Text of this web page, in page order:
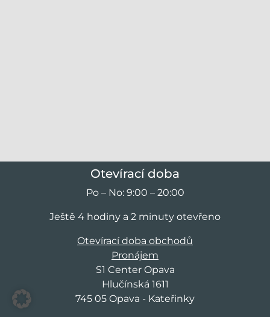
Otevírací doba
Po – No: 9:00 – 20:00
Ještě 4 hodiny a 2 minuty otevřeno
Otevírací doba obchodů
Pronájem
S1 Center Opava
Hlučínská 1611
745 05 Opava - Kateřinky